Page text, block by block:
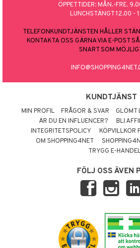
ÖPPETTIDER: MÅN.-FRE.
LUNCHSTÄNGT 12.00 -
TELEFONKUNDTJÄNSTEN HÅLLER
KONTAKTA OSS GÄRNA VIA E-POST
SNART SOM
KUNDTJÄNST
MIN PROFIL FRÅGOR & SVAR GLÖMT
ÄR DU EN INFLUENCER?
BLI
INTEGRITETSPOLICY
KÖPVILLKOR
OM SHOPPING4NET
TRYGG E-
FÖLJ OSS ÄVEN